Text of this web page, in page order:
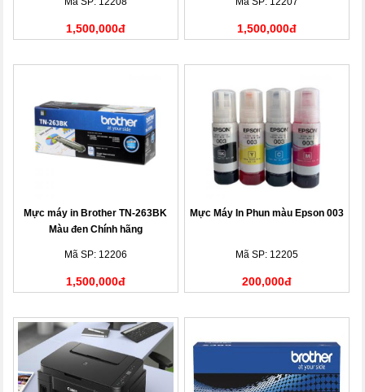
1,500,000đ 1,500,000đ
Mực máy in Brother TN-263BK
Màu đen Chính hãng
Mã SP: 12206
1,500,000đ
Mực Máy In Phun màu Epson 003
Mã SP: 12205
200,000đ